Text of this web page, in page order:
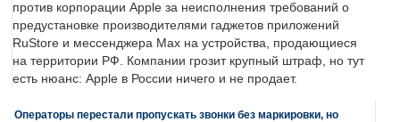
против корпорации Apple за неисполнения требований о
предустановке производителями гаджетов приложений
RuStore и мессенджера Max на устройства, продающиеся
на территории РФ. Компании грозит крупный штраф, но тут
есть нюанс: Apple в России ничего и не продает.
Операторы перестали пропускать звонки без маркировки, но